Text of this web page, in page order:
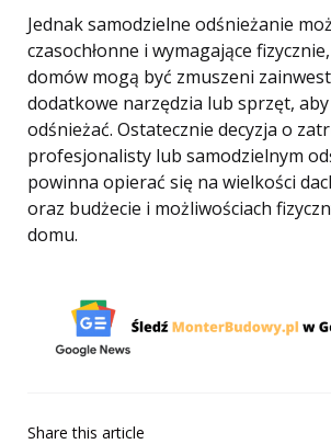
Jednak samodzielne odśnieżanie
czasochłonne i wymagające fizycznie,
domów mogą być zmuszeni
dodatkowe narzędzia lub sprzęt,
odśnieżać. Ostatecznie decyzja o
profesjonalisty lub samodzielnym
powinna opierać się na wielkości
oraz budżecie i możliwościach
domu.
Share this article